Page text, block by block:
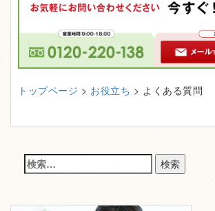
トップページ > お役立ち > よくある質問